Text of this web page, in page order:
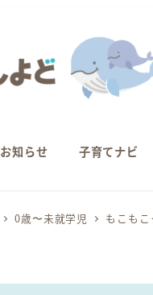
お知らせ 子育てナビ
0歳〜未就学児 もこもこ